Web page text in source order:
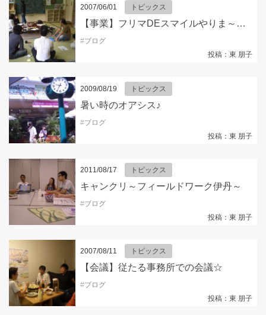
2007/06/01 トピックス
【事業】フリマDEスマイルやりま～す！
#ブログ
投稿：東 朋子
2009/08/19 トピックス
暑い時のオアシス♪
#ブログ
投稿：東 朋子
2011/08/17 トピックス
キャンクリ～フィールドワーク伊丹～
#ブログ
投稿：東 朋子
2007/08/11 トピックス
【会議】従たる事務所での会議☆
#ブログ
投稿：東 朋子